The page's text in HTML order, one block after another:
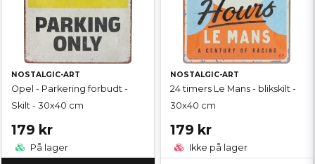
NOSTALGIC-ART
Opel - Parkering forbudt -
Skilt - 30x40 cm
179 kr
På lager
NOSTALGIC-ART
24 timers Le Mans - blikskilt -
30x40 cm
179 kr
Ikke på lager